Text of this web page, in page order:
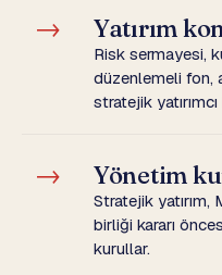
→ Yatırım
Risk sermayesi,
düzenlemeli fon,
stratejik
→ Yönetim
Stratejik yatırım,
birliği kararı
kurullar.